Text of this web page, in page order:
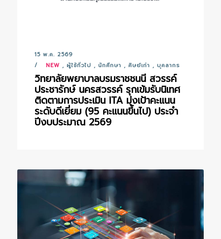
15 พ.ค. 2569
NEW , ผู้ใช้ทั่วไป , นักศึกษา , ศิษย์เก่า , บุคลากร
วิทยาลัยพยาบาลบรมราชชนนี สวรรค์
ประชารักษ์ นครสวรรค์ รุกเข้มรับนิเทศ
ติดตามการประเมิน ITA มุ่งเป้าคะแนน
ระดับดีเยี่ยม (95 คะแนนขึ้นไป) ประจำ
ปีงบประมาณ 2569